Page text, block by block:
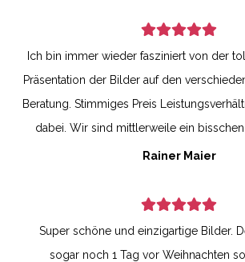
Ich bin immer wieder fasziniert von der
Präsentation der Bilder auf den
Beratung. Stimmiges Preis
dabei. Wir sind mittlerweile ein bisschen
Rainer Maier
Super schöne und einzigartige Bilder.
sogar noch 1 Tag vor Weihnachten